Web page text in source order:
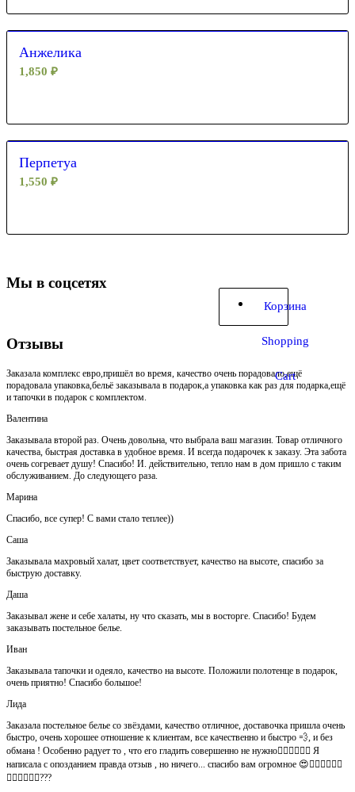
Корзина
Shopping
Cart
Анжелика
1,850 ₽
Перпетуа
1,550 ₽
Мы в соцсетях
Отзывы
Заказала комплекс евро,пришёл во время, качество очень порадовало,ещё
порадовала упаковка,бельё заказывала в подарок,а упаковка как раз для подарка,ещё
и тапочки в подарок с комплектом.
Валентина
Заказывала второй раз. Очень довольна, что выбрала ваш магазин. Товар отличного
качества, быстрая доставка в удобное время. И всегда подарочек к заказу. Эта забота
очень согревает душу! Спасибо! И. действительно, тепло нам в дом пришло с таким
обслуживанием. До следующего раза.
Марина
Спасибо, все супер! С вами стало теплее))
Саша
Заказывала махровый халат, цвет соответствует, качество на высоте, спасибо за
быструю доставку.
Даша
Заказывал жене и себе халаты, ну что сказать, мы в восторге. Спасибо! Будем
заказывать постельное белье.
Иван
Заказывала тапочки и одеяло, качество на высоте. Положили полотенце в подарок,
очень приятно! Спасибо большое!
Лида
Заказала постельное белье со звёздами, качество отличное, доставочка пришла очень
быстро, очень хорошее отношение к клиентам, все качественно и быстро 💨, и без
обмана ! Особенно радует то , что его гладить совершенно не нужно👍🏻👍🏻🙈😄 Я
написала с опозданием правда отзыв , но ничего... спасибо вам огромное 😍👍🏻👍🏻👏🏻
👌🏻👌🏻👌🏻???